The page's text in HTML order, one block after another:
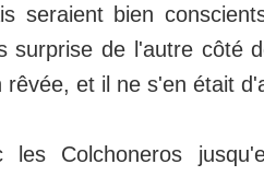
seraient bien
surprise de l'autre côté
rêvée, et il ne s'en était
les Colchoneros